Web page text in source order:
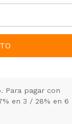
Para pagar con
en 3 / 28% en 6